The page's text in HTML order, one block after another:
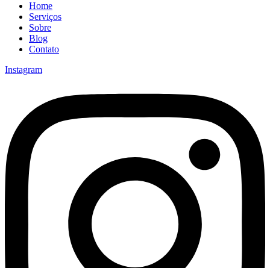
Home
Serviços
Sobre
Blog
Contato
Instagram